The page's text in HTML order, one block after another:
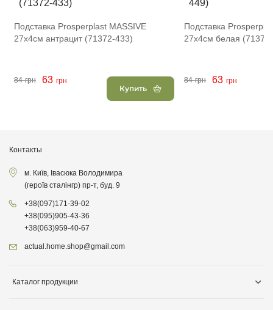
Подставка Prosperplast MASSIVE
27х4см антрацит (71372-433)
84 грн 63 грн
Купить
Подставка
27х4см белая
84 грн 63 грн
Контакты
м. Київ, Івасюка Володимира
(героїв сталінгр) пр-т, буд. 9
+38(097)171-39-02
+38(095)905-43-36
+38(063)959-40-67
actual.home.shop@gmail.com
Каталог продукции